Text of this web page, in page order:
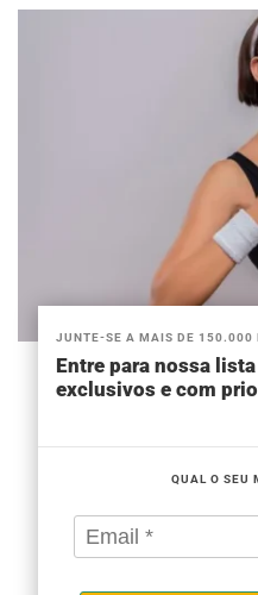
JUNTE-SE A MAIS DE 150.000
Entre para nossa
exclusivos e com
QUAL O SEU